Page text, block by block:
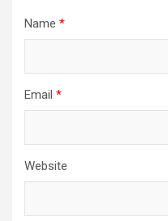
Name *
Email *
Website